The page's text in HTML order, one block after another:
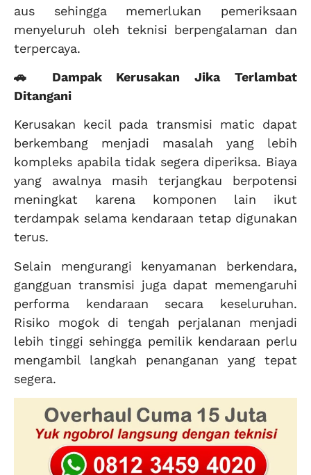
aus sehingga memerlukan pemeriksaan
menyeluruh oleh teknisi berpengalaman dan
terpercaya.
🚗 Dampak Kerusakan Jika Terlambat
Ditangani
Kerusakan kecil pada transmisi matic dapat
berkembang menjadi masalah yang lebih
kompleks apabila tidak segera diperiksa. Biaya
yang awalnya masih terjangkau berpotensi
meningkat karena komponen lain ikut
terdampak selama kendaraan tetap digunakan
terus.
Selain mengurangi kenyamanan berkendara,
gangguan transmisi juga dapat memengaruhi
performa kendaraan secara keseluruhan.
Risiko mogok di tengah perjalanan menjadi
lebih tinggi sehingga pemilik kendaraan perlu
mengambil langkah penanganan yang tepat
segera.